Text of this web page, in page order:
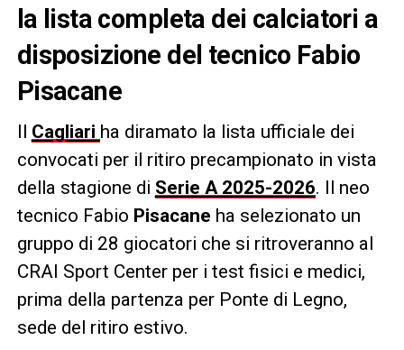
la lista completa dei calciatori a
disposizione del tecnico Fabio
Pisacane
Il Cagliari ha diramato la lista ufficiale dei
convocati per il ritiro precampionato in vista
della stagione di Serie A 2025-2026. Il neo
tecnico Fabio Pisacane ha selezionato un
gruppo di 28 giocatori che si ritroveranno al
CRAI Sport Center per i test fisici e medici,
prima della partenza per Ponte di Legno,
sede del ritiro estivo.